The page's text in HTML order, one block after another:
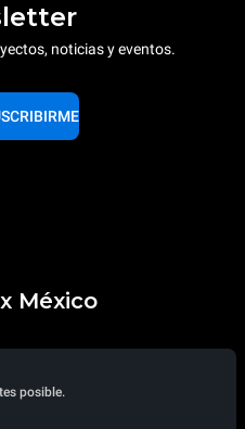
noticias y eventos.
México
posible.